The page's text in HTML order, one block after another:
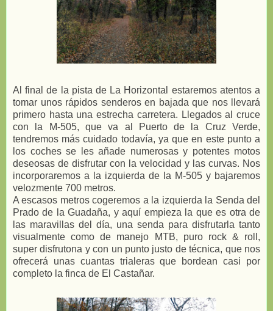
Al final de la pista de La Horizontal estaremos atentos a
tomar unos rápidos senderos en bajada que nos llevará
primero hasta una estrecha carretera. Llegados al cruce
con la M-505, que va al Puerto de la Cruz Verde,
tendremos más cuidado todavía, ya que en este punto a
los coches se les añade numerosas y potentes motos
deseosas de disfrutar con la velocidad y las curvas. Nos
incorporaremos a la izquierda de la M-505 y bajaremos
velozmente 700 metros.
A escasos metros cogeremos a la izquierda la Senda del
Prado de la Guadaña, y aquí empieza la que es otra de
las maravillas del día, una senda para disfrutarla tanto
visualmente como de manejo MTB, puro rock & roll,
super disfrutona y con un punto justo de técnica, que nos
ofrecerá unas cuantas trialeras que bordean casi por
completo la finca de El Castañar.